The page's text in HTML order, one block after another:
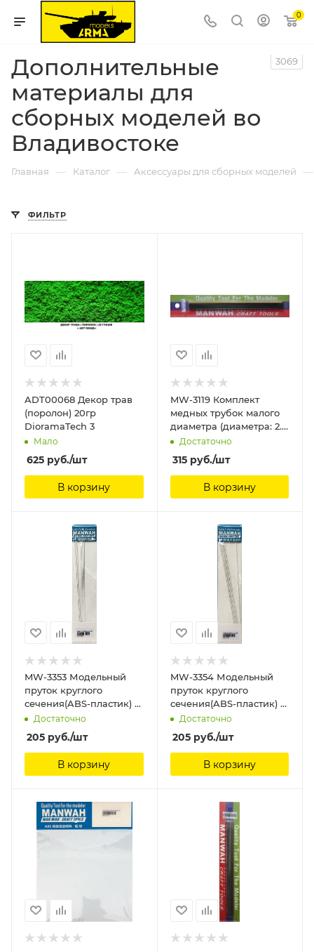
0
Дополнительные
материалы для
сборных моделей во
Владивостоке
3069
Главная — Каталог — Аксессуары для сборных моделей —
ФИЛЬТР
ADT00068 Декор трав
(поролон) 20гр
DioramaTech 3
Мало
625 руб./шт
В корзину
MW-3119 Комплект
медных трубок малого
диаметра (диаметра: 2.0
mm) (2 пакета) ManWah
Достаточно
315руб./шт
В корзину
MW-3353 Модельный
пруток круглого
сечения(ABS-пластик) ?
1.5mm*250mm 8шт
ManWah
Достаточно
205 руб./шт
В корзину
MW-3354 Модельный
пруток круглого
сечения(ABS-пластик) ?
2.0mm*250mm 6шт
ManWah
Достаточно
205руб./шт
В корзину